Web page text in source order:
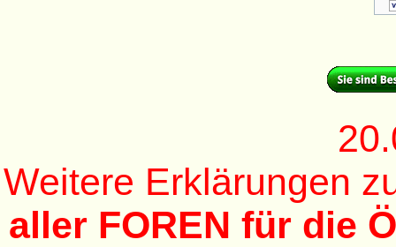
Weitere Erklärungen
aller FOREN für die